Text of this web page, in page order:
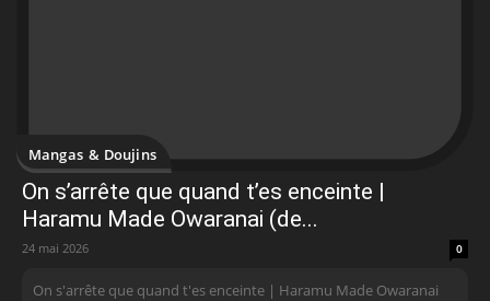
Mangas & Doujins
On s’arrête que quand t’es enceinte |
Haramu Made Owaranai (de...
24 mai 2026 0
On s'arrête que quand t'es enceinte | Haramu Made Owaranai